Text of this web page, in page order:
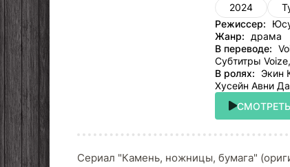
2024
Режиссер:
Жанр:
драма
В переводе:
Субтитры
В ролях:
Экин
Хусейн Авни
Сериал "Камень, ножницы, бумага"